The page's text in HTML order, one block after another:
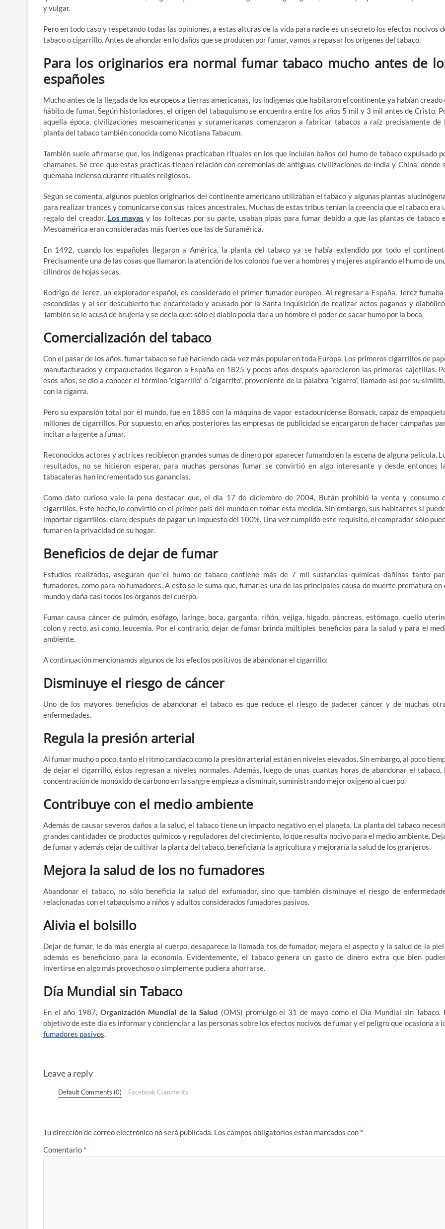
y vulgar.
Pero en todo caso y respetando todas las opiniones, a estas alturas de la vida para nadie es un secreto los efectos nocivos
tabaco o cigarrillo. Antes de ahondar en lo daños que se producen por fumar, vamos a repasar los orígenes del tabaco.
Para los originarios era normal fumar tabaco mucho antes de
españoles
Mucho antes de la llegada de los europeos a tierras americanas, los indígenas que habitaron el continente ya habían creado
hábito de fumar. Según historiadores, el origen del tabaquismo se encuentra entre los años 5 mil y 3 mil antes de Cristo.
aquella época, civilizaciones mesoamericanas y suramericanas comenzaron a fabricar tabacos a raíz precisamente de
planta del tabaco también conocida como Nicotiana Tabacum.
También suele afirmarse que, los indígenas practicaban rituales en los que incluían baños del humo de tabaco expulsado
chamanes. Se cree que estas prácticas tienen relación con ceremonias de antiguas civilizaciones de India y China, donde
quemaba incienso durante rituales religiosos.
​Según se comenta, algunos pueblos originarios del continente americano utilizaban el tabaco y algunas plantas
para realizar trances y comunicarse con sus raíces ancestrales. Muchas de estas tribus tenían la creencia que el tabaco era
regalo del creador. Los mayas y los toltecas por su parte, usaban pipas para fumar debido a que las plantas de tabaco
Mesoamérica eran consideradas más fuertes que las de Suramérica.
En 1492, cuando los españoles llegaron a América, la planta del tabaco ya se había extendido por todo el
Precisamente una de las cosas que llamaron la atención de los colonos fue ver a hombres y mujeres aspirando el humo de
cilindros de hojas secas.
Rodrigo de Jerez, un explorador español, es considerado el primer fumador europeo. Al regresar a España, Jerez fumaba
escondidas y al ser descubierto fue encarcelado y acusado por la Santa Inquisición de realizar actos paganos y
También se le acusó de brujería y se decía que: sólo el diablo podía dar a un hombre el poder de sacar humo por la boca.
Comercialización del tabaco
Con el pasar de los años, fumar tabaco se fue haciendo cada vez más popular en toda Europa. Los primeros cigarrillos de
manufacturados y empaquetados llegaron a España en 1825 y pocos años después aparecieron las primeras cajetillas.
esos años, se dio a conocer el término “cigarrillo” o “cigarrito”, proveniente de la palabra “cigarro”, llamado así por su
con la cigarra.
Pero su expansión total por el mundo, fue en 1885 con la máquina de vapor estadounidense Bonsack, capaz de
millones de cigarrillos. Por supuesto, en años posteriores las empresas de publicidad se encargaron de hacer campañas
incitar a la gente a fumar.
Reconocidos actores y actrices recibieron grandes sumas de dinero por aparecer fumando en la escena de alguna película.
resultados, no se hicieron esperar, para muchas personas fumar se convirtió en algo interesante y desde entonces
tabacaleras han incrementado sus ganancias.
Como dato curioso vale la pena destacar que, el día 17 de diciembre de 2004, Bután prohibió la venta y consumo
cigarrillos. Este hecho, lo convirtió en el primer país del mundo en tomar esta medida. Sin embargo, sus habitantes si
importar cigarrillos, claro, después de pagar un impuesto del 100%. Una vez cumplido este requisito, el comprador sólo
fumar en la privacidad de su hogar.
Beneficios de dejar de fumar
Estudios realizados, aseguran que el humo de tabaco contiene más de 7 mil sustancias químicas dañinas tanto
fumadores, como para no fumadores. A esto se le suma que, fumar es una de las principales causa de muerte prematura en
mundo y daña casi todos los órganos del cuerpo.
Fumar causa cáncer de pulmón, esófago, laringe, boca, garganta, riñón, vejiga, hígado, páncreas, estómago, cuello
colon y recto, así como, leucemia. Por el contrario, dejar de fumar brinda múltiples beneficios para la salud y para el
ambiente.
A continuación mencionamos algunos de los efectos positivos de abandonar el cigarrillo:
Disminuye el riesgo de cáncer
Uno de los mayores beneficios de abandonar el tabaco es que reduce el riesgo de padecer cáncer y de muchas
enfermedades.
Regula la presión arterial
Al fumar mucho o poco, tanto el ritmo cardíaco como la presión arterial están en niveles elevados. Sin embargo, al poco
de dejar el cigarrillo, éstos regresan a niveles normales. Además, luego de unas cuantas horas de abandonar el tabaco,
concentración de monóxido de carbono en la sangre empieza a disminuir, suministrando mejor oxígeno al cuerpo.
Contribuye con el medio ambiente
Además de causar severos daños a la salud, el tabaco tiene un impacto negativo en el planeta. La planta del tabaco
grandes cantidades de productos químicos y reguladores del crecimiento, lo que resulta nocivo para el medio ambiente.
de fumar y además dejar de cultivar la planta del tabaco, beneficiaría la agricultura y mejoraría la salud de los granjeros.
Mejora la salud de los no fumadores
Abandonar el tabaco, no sólo beneficia la salud del exfumador, sino que también disminuye el riesgo de
relacionadas con el tabaquismo a niños y adultos considerados fumadores pasivos.
Alivia el bolsillo
Dejar de fumar, le da más energía al cuerpo, desaparece la llamada tos de fumador, mejora el aspecto y la salud de la
además es beneficioso para la economía. Evidentemente, el tabaco genera un gasto de dinero extra que bien
invertirse en algo más provechoso o simplemente pudiera ahorrarse.
Día Mundial sin Tabaco
En el año 1987, Organización Mundial de la Salud (OMS) promulgó el 31 de mayo como el Día Mundial sin Tabaco.
objetivo de este día es informar y concienciar a las personas sobre los efectos nocivos de fumar y el peligro que ocasiona a
fumadores pasivos.
Leave a reply
Default Comments (0) Facebook Comments
Tu dirección de correo electrónico no será publicada. Los campos obligatorios están marcados con *
Comentario *